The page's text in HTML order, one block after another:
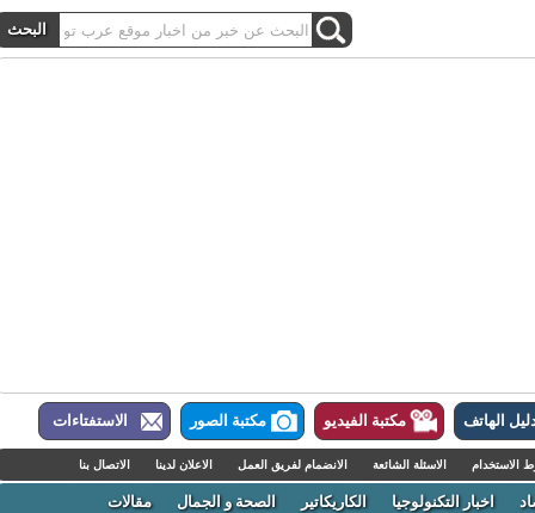
الهاتف مكتبة الفيديو مكتبة الصور الاستفتاءات
الاسئلة الشائعة الانضمام لفريق العمل الاعلان لدينا الاتصال بنا
اخبار التكنولوجيا الكاريكاتير الصحة و الجمال مقالات